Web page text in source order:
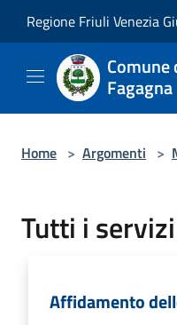
Regione Friuli Venezia
Comune
Fagagna
Home > Argomenti >
Tutti i
Affidamento